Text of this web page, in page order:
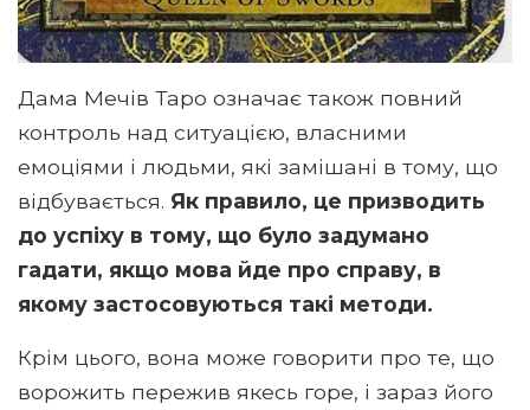
Дама Мечів Таро означає також повний
контроль над ситуацією, власними
емоціями і людьми, які замішані в тому, що
відбувається. Як правило, це призводить
до успіху в тому, що було задумано
гадати, якщо мова йде про справу, в
якому застосовуються такі методи.
Крім цього, вона може говорити про те, що
ворожить пережив якесь горе, і зараз його